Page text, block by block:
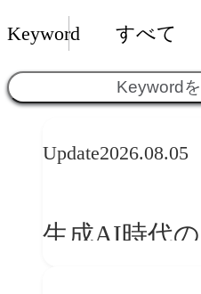
Insights一覧
Keyword すべて
Keyword
Update2026.08.05
生成AI時代